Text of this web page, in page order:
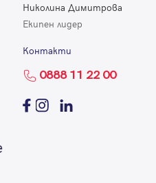
Николина Димитрова
Екипен лидер
Контакти
0888 11 22 00